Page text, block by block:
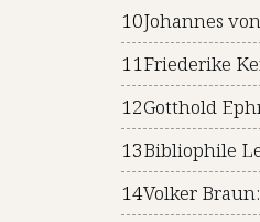
10Johannes
11Friederike
12Gotthold
13Bibliophile
14Volker